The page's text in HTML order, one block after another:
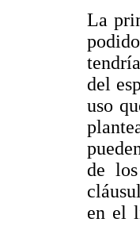
La
del
uso
de
en el